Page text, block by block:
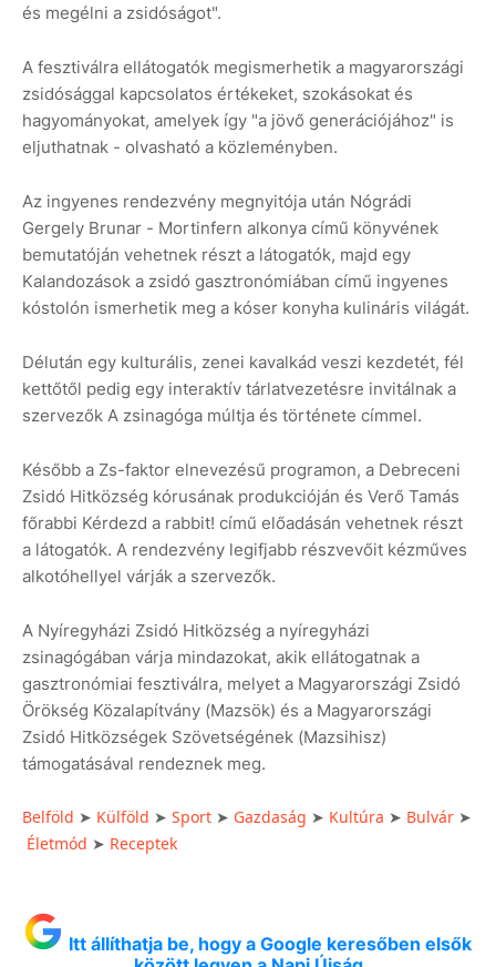
és megélni a zsidóságot".
A fesztiválra ellátogatók megismerhetik a magyarországi
zsidósággal kapcsolatos értékeket, szokásokat és
hagyományokat, amelyek így "a jövő generációjához" is
eljuthatnak - olvasható a közleményben.
Az ingyenes rendezvény megnyitója után Nógrádi
Gergely Brunar - Mortinfern alkonya című könyvének
bemutatóján vehetnek részt a látogatók, majd egy
Kalandozások a zsidó gasztronómiában című ingyenes
kóstolón ismerhetik meg a kóser konyha kulináris világát.
Délután egy kulturális, zenei kavalkád veszi kezdetét, fél
kettőtől pedig egy interaktív tárlatvezetésre invitálnak a
szervezők A zsinagóga múltja és története címmel.
Később a Zs-faktor elnevezésű programon, a Debreceni
Zsidó Hitközség kórusának produkcióján és Verő Tamás
főrabbi Kérdezd a rabbit! című előadásán vehetnek részt
a látogatók. A rendezvény legifjabb részvevőit kézműves
alkotóhellyel várják a szervezők.
A Nyíregyházi Zsidó Hitközség a nyíregyházi
zsinagógában várja mindazokat, akik ellátogatnak a
gasztronómiai fesztiválra, melyet a Magyarországi Zsidó
Örökség Közalapítvány (Mazsök) és a Magyarországi
Zsidó Hitközségek Szövetségének (Mazsihisz)
támogatásával rendeznek meg.
Belföld ➤ Külföld ➤ Sport ➤ Gazdaság ➤ Kultúra ➤ Bulvár ➤
Életmód ➤ Receptek
Itt állíthatja be, hogy a Google keresőben elsők